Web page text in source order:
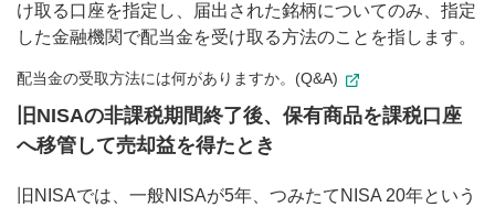
け取る口座を指定し、届出された銘柄についてのみ、指定
した金融機関で配当金を受け取る方法のことを指します。
配当金の受取方法には何がありますか。(Q&A)
旧NISAの非課税期間終了後、保有商品を課税口座
へ移管して売却益を得たとき
旧NISAでは、一般NISAが5年、つみたてNISA 20年という